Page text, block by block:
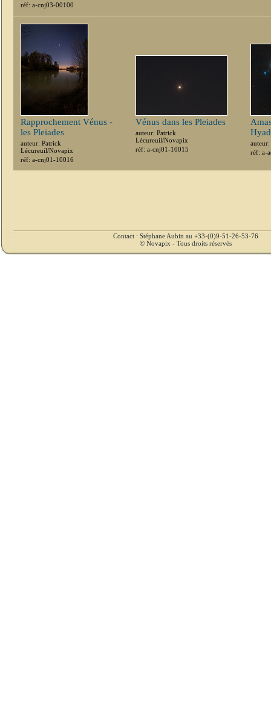
réf: a-cnj03-00100
Rapprochement Vénus -
les Pleiades
auteur: Patrick
Lécureuil/Novapix
réf: a-cnj01-10016
Vénus dans les Pleiades
auteur: Patrick
Lécureuil/Novapix
réf: a-cnj01-10015
réf: a-
Contact : Stéphane Aubin au +33-(0)9-51-26-53-76
© Novapix - Tous droits réservés